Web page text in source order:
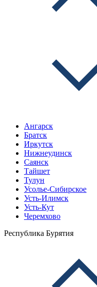
Ангарск
Братск
Иркутск
Нижнеудинск
Саянск
Тайшет
Тулун
Усолье-Сибирское
Усть-Илимск
Усть-Кут
Черемхово
Республика Бурятия